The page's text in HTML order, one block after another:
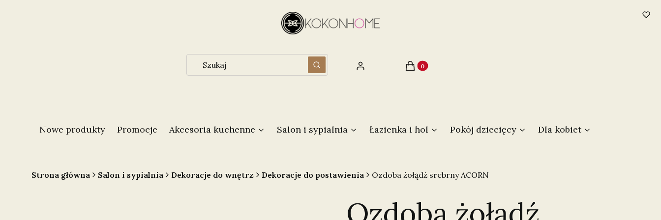
WyczyśćSzukaj Zaloguj się Produkty w koszyku: 0. Zobacz szczegóły
Koszyk
Nowe produkty Promocje Akcesoria kuchenne Salon i sypialnia Łazienka i hol Pokój dziecięcy Dla kobiet
Strona główna Salon i sypialnia Dekoracje do wnętrz Dekoracje do postawienia Ozdoba żołądź srebrny ACORN